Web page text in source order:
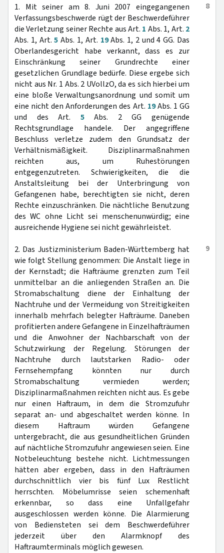
8
1. Mit seiner am 8. Juni 2007 eingegangenen
Verfassungsbeschwerde rügt der Beschwerdeführer
die Verletzung seiner Rechte aus Art. 1 Abs. 1, Art. 2
Abs. 1, Art.5 Abs. 1, Art. 19Abs. 1, 2 und 4 GG. Das
Oberlandesgericht habe verkannt, dass es zur
Einschränkung seiner Grundrechte einer
gesetzlichen Grundlage bedürfe. Diese ergebe sich
nicht aus Nr. 1 Abs. 2 UVollzO, da es sich hierbei um
eine bloße Verwaltungsanordnung und somit um
eine nicht den Anforderungen des Art. 19Abs. 1 GG
und des Art. 5Abs. 2 GG genügende
Rechtsgrundlage handele. Der angegriffene
Beschluss verletze zudem den Grundsatz der
Verhältnismäßigkeit. Disziplinarmaßnahmen
reichten aus, um Ruhestörungen
entgegenzutreten. Schwierigkeiten, die die
Anstaltsleitung bei der Unterbringung von
Gefangenen habe, berechtigten sie nicht, deren
Rechte einzuschränken. Die nächtliche Benutzung
des WC ohne Licht sei menschenunwürdig; eine
ausreichende Hygiene sei nicht gewährleistet.
9
2. Das Justizministerium Baden-Württemberg hat
wie folgt Stellung genommen: Die Anstalt liege in
der Kernstadt; die Hafträume grenzten zum Teil
unmittelbar an die anliegenden Straßen an. Die
Stromabschaltung diene der Einhaltung der
Nachtruhe und der Vermeidung von Streitigkeiten
innerhalb mehrfach belegter Hafträume. Daneben
profitierten andere Gefangene in Einzelhafträumen
und die Anwohner der Nachbarschaft von der
Schutzwirkung der Regelung. Störungen der
Nachtruhe durch lautstarken Radio- oder
Fernsehempfang könnten nur durch
Stromabschaltung vermieden werden;
Disziplinarmaßnahmen reichten nicht aus. Es gebe
nur einen Haftraum, in dem die Stromzufuhr
separat an- und abgeschaltet werden könne. In
diesem Haftraum würden Gefangene
untergebracht, die aus gesundheitlichen Gründen
auf nächtliche Stromzufuhr angewiesen seien. Eine
Notbeleuchtung bestehe nicht. Lichtmessungen
hätten aber ergeben, dass in den Hafträumen
durchschnittlich vier bis fünf Lux Restlicht
herrschten. Möbelumrisse seien schemenhaft
erkennbar, so dass eine Unfallgefahr
ausgeschlossen werden könne. Die Alarmierung
von Bediensteten sei dem Beschwerdeführer
jederzeit über den Alarmknopf des
Haftraumterminals möglich gewesen.